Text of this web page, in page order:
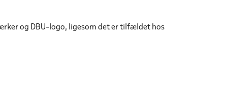
og DBU-logo, ligesom det er tilfældet hos